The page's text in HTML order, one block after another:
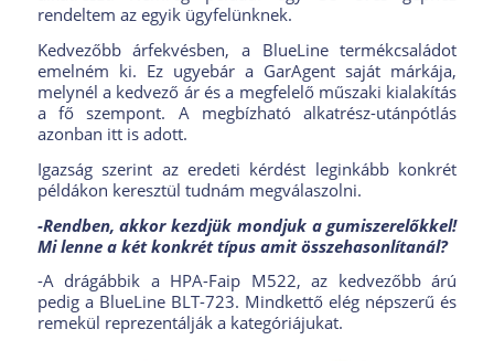
rendeltem az egyik ügyfelünknek.
Kedvezőbb árfekvésben, a BlueLine termékcsaládot
emelném ki. Ez ugyebár a GarAgent saját márkája,
melynél a kedvező ár és a megfelelő műszaki kialakítás
a fő szempont. A megbízható alkatrész-utánpótlás
azonban itt is adott.
Igazság szerint az eredeti kérdést leginkább konkrét
példákon keresztül tudnám megválaszolni.
-Rendben, akkor kezdjük mondjuk a gumiszerelőkkel!
Mi lenne a két konkrét típus amit összehasonlítanál?
-A drágábbik a HPA-Faip M522, az kedvezőbb árú
pedig a BlueLine BLT-723. Mindkettő elég népszerű és
remekül reprezentálják a kategóriájukat.